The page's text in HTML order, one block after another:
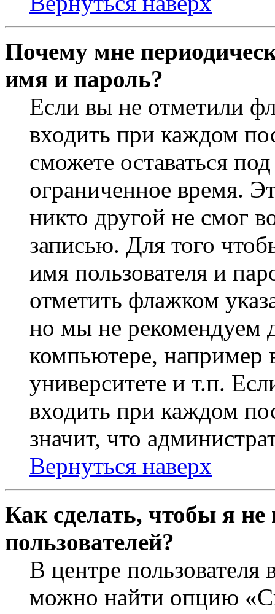
Почему мне
имя и пароль?
Если вы не отметили
входить при каждом
сможете оставаться
ограниченное время.
никто другой не смог
записью. Для того
имя пользователя и
отметить флажком
но мы не рекомендуем
компьютере, например
университете и т.п.
входить при каждом
значит, что
Вернуться наверх
Как сделать, чтобы я
пользователей?
В центре
можно найти опцию